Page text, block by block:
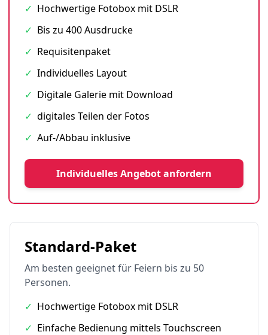
✓ Hochwertige Fotobox mit DSLR
✓ Bis zu 400 Ausdrucke
✓ Requisitenpaket
✓ Individuelles Layout
✓ Digitale Galerie mit Download
✓ digitales Teilen der Fotos
✓ Auf-/Abbau inklusive
Individuelles Angebot anfordern
Standard-Paket
Am besten geeignet für Feiern bis zu 50
Personen.
✓ Hochwertige Fotobox mit DSLR
✓ Einfache Bedienung mittels Touchscreen